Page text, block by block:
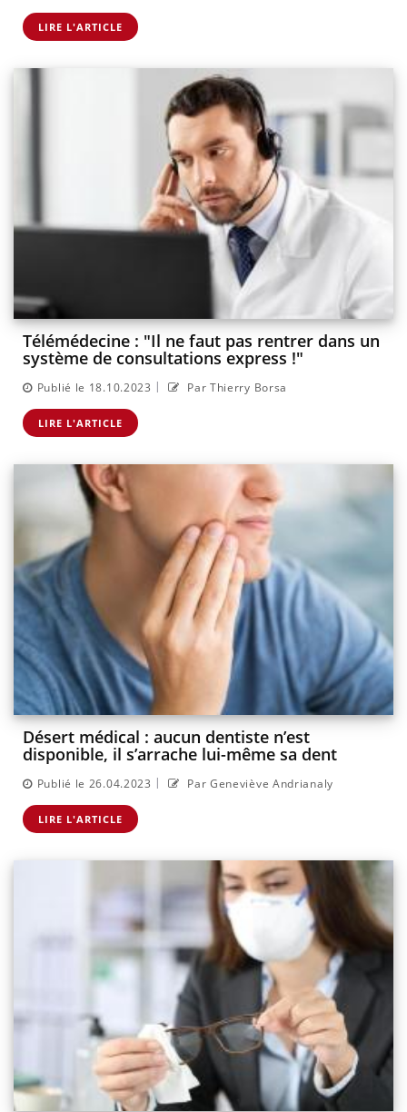
LIRE L'ARTICLE
Télémédecine : "Il ne faut pas rentrer dans un
système de consultations express !"
Publié le 18.10.2023 | Par Thierry Borsa
LIRE L'ARTICLE
Désert médical : aucun dentiste n’est
disponible, il s’arrache lui-même sa dent
Publié le 26.04.2023 | Par Geneviève Andrianaly
LIRE L'ARTICLE